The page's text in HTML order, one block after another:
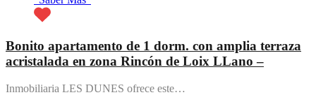
Bonito apartamento de 1 dorm. con amplia terraza
acristalada en zona Rincón de Loix LLano –
Inmobiliaria LES DUNES ofrece este…